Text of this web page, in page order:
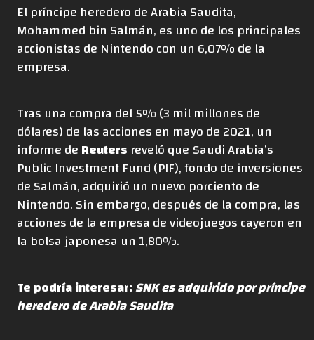
El príncipe heredero de Arabia Saudita,
Mohammed bin Salmán, es uno de los principales
accionistas de Nintendo con un 6,07% de la
empresa.
Tras una compra del 5% (3 mil millones de
dólares) de las acciones en mayo de 2021, un
informe deReuters reveló que Saudi Arabia’s
Public Investment Fund (PIF), fondo de inversiones
de Salmán, adquirió un nuevo porciento de
Nintendo. Sin embargo, después de la compra, las
acciones de la empresa de videojuegos cayeron en
la bolsa japonesa un 1,80%.
Te podría interesar:SNK es adquirido por príncipe
heredero de Arabia Saudita